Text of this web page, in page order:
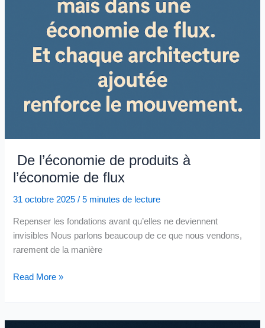
De l’économie de produits à
l’économie de flux
31 octobre 2025/5 minutes de lecture
Repenser les fondations avant qu’elles ne deviennent
invisibles Nous parlons beaucoup de ce que nous vendons,
rarement de la manière
De
de
produits
Read More »